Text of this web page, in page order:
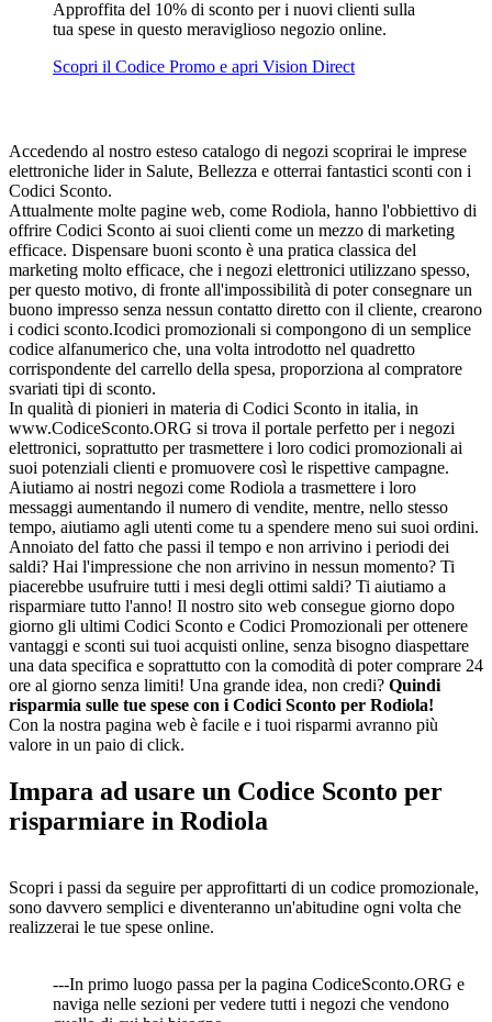
Approffita del 10% di sconto per i nuovi clienti sulla
tua spese in questo meraviglioso negozio online.
Scopri il Codice Promo e apri Vision Direct
Accedendo al nostro esteso catalogo di negozi scoprirai le imprese
elettroniche lider in Salute, Bellezza e otterrai fantastici sconti con i
Codici Sconto.
Attualmente molte pagine web, come Rodiola, hanno l'obbiettivo di
offrire Codici Sconto ai suoi clienti come un mezzo di marketing
efficace. Dispensare buoni sconto è una pratica classica del
marketing molto efficace, che i negozi elettronici utilizzano spesso,
per questo motivo, di fronte all'impossibilità di poter consegnare un
buono impresso senza nessun contatto diretto con il cliente, crearono
i codici sconto.Icodici promozionali si compongono di un semplice
codice alfanumerico che, una volta introdotto nel quadretto
corrispondente del carrello della spesa, proporziona al compratore
svariati tipi di sconto.
In qualità di pionieri in materia di Codici Sconto in italia, in
www.CodiceSconto.ORG si trova il portale perfetto per i negozi
elettronici, soprattutto per trasmettere i loro codici promozionali ai
suoi potenziali clienti e promuovere così le rispettive campagne.
Aiutiamo ai nostri negozi come Rodiola a trasmettere i loro
messaggi aumentando il numero di vendite, mentre, nello stesso
tempo, aiutiamo agli utenti come tu a spendere meno sui suoi ordini.
Annoiato del fatto che passi il tempo e non arrivino i periodi dei
saldi? Hai l'impressione che non arrivino in nessun momento? Ti
piacerebbe usufruire tutti i mesi degli ottimi saldi? Ti aiutiamo a
risparmiare tutto l'anno! Il nostro sito web consegue giorno dopo
giorno gli ultimi Codici Sconto e Codici Promozionali per ottenere
vantaggi e sconti sui tuoi acquisti online, senza bisogno diaspettare
una data specifica e soprattutto con la comodità di poter comprare 24
ore al giorno senza limiti! Una grande idea, non credi? Quindi
risparmia sulle tue spese con i Codici Sconto per Rodiola!
Con la nostra pagina web è facile e i tuoi risparmi avranno più
valore in un paio di click.
Impara ad usare un Codice Sconto per
risparmiare in Rodiola
Scopri i passi da seguire per approfittarti di un codice promozionale,
sono davvero semplici e diventeranno un'abitudine ogni volta che
realizzerai le tue spese online.
---In primo luogo passa per la pagina CodiceSconto.ORG e
naviga nelle sezioni per vedere tutti i negozi che vendono